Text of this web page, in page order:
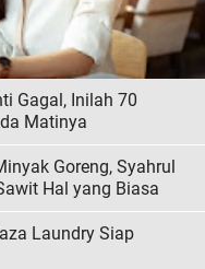
Gagal, Inilah 70
Matinya
Goreng, Syahrul
Hal yang Biasa
Laundry Siap